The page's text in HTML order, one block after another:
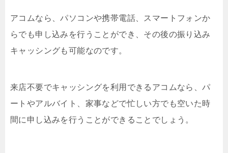
アコムなら、パソコンや携帯電話、スマートフォンか
らでも申し込みを行うことができ、その後の振り込み
キャッシングも可能なのです。
来店不要でキャッシングを利用できるアコムなら、パ
ートやアルバイト、家事などで忙しい方でも空いた時
間に申し込みを行うことができることでしょう。